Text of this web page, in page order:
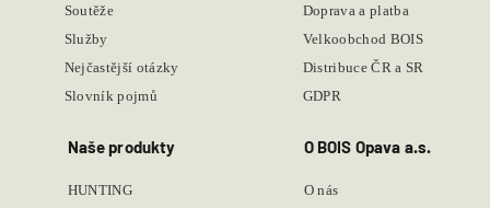
Soutěže
Služby
Nejčastější otázky
Slovník pojmů
Doprava a platba
Velkoobchod BOIS
Distribuce ČR a SR
GDPR
Naše produkty
HUNTING
O BOIS Opava a.s.
O nás